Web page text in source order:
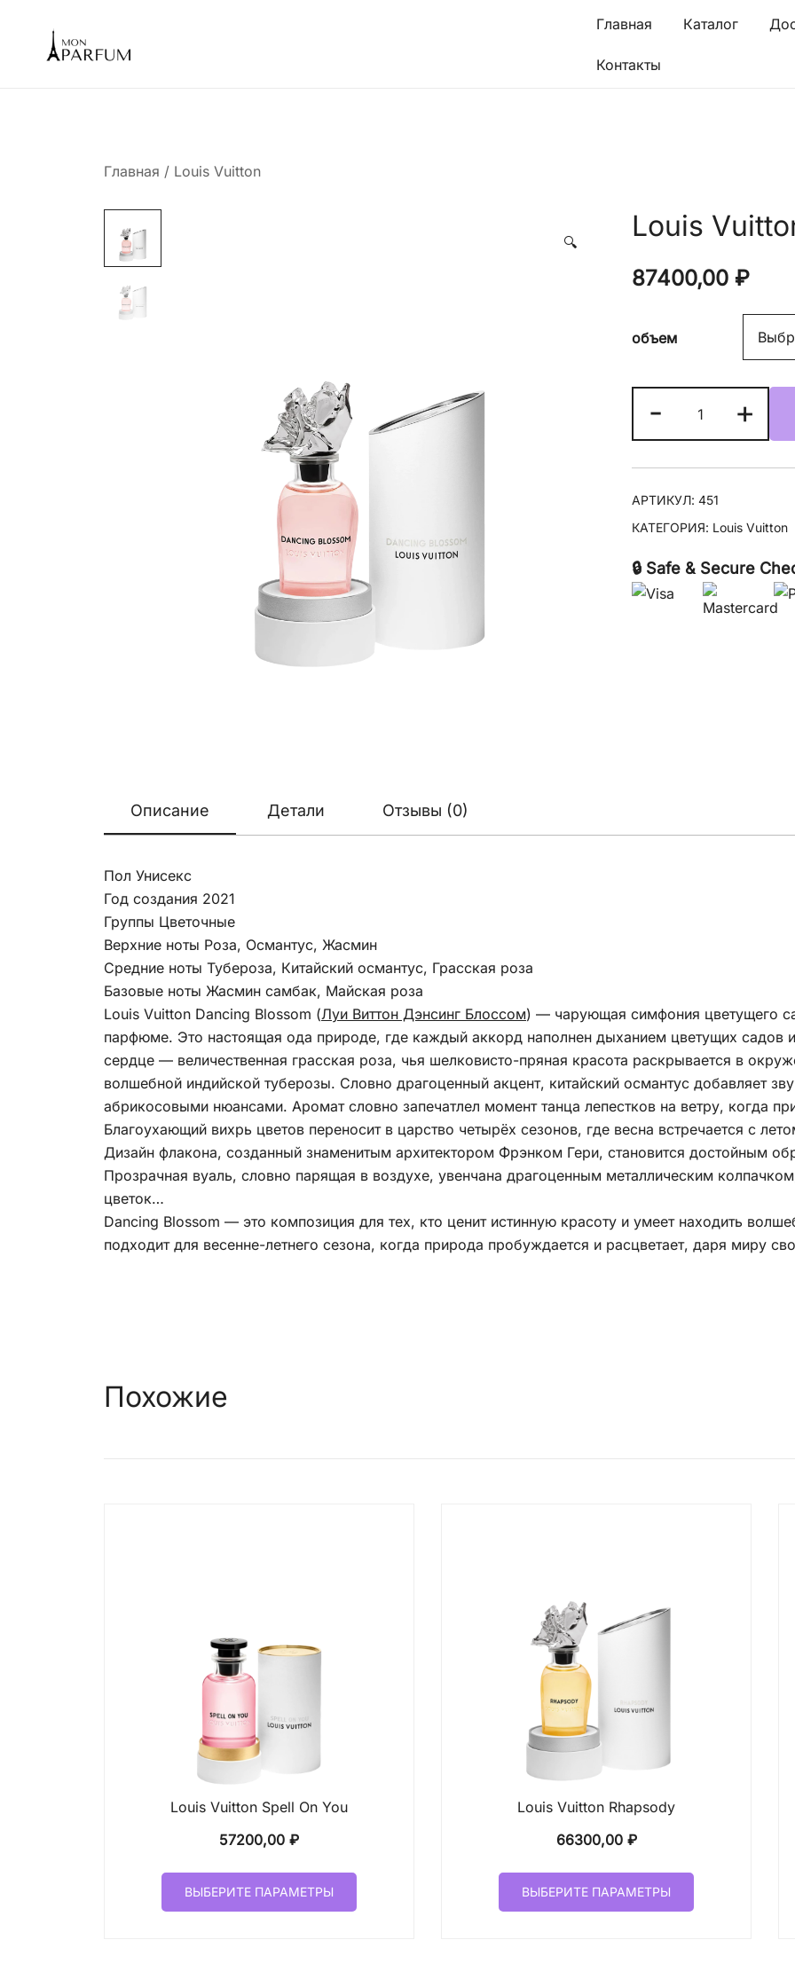
содержимому
Главная Каталог
Контакты
Главная / Louis Vuitton
🔍 Louis
87400,00 ₽
объем
-
товара
Louis
Vuitton
Dancing
+
АРТИКУЛ: 451
КАТЕГОРИЯ: Louis Vuitton
🔒 Safe & Secure
Описание Детали Отзывы (0)
Пол Унисекс
Год создания 2021
Группы Цветочные
Верхние ноты Роза, Османтус, Жасмин
Средние ноты Тубероза, Китайский османтус, Грасская роза
Базовые ноты Жасмин самбак, Майская роза
Louis Vuitton Dancing Blossom (Луи Виттон Дэнсинг Блоссом) — чарующая симфония цветущего
парфюме. Это настоящая ода природе, где каждый аккорд наполнен дыханием цветущих садов
сердце — величественная грасская роза, чья шелковисто-пряная красота раскрывается в
волшебной индийской туберозы. Словно драгоценный акцент, китайский османтус добавляет
абрикосовыми нюансами. Аромат словно запечатлел момент танца лепестков на ветру, когда
Благоухающий вихрь цветов переносит в царство четырёх сезонов, где весна встречается с
Дизайн флакона, созданный знаменитым архитектором Фрэнком Гери, становится достойным
Прозрачная вуаль, словно парящая в воздухе, увенчана драгоценным металлическим
цветок…
Dancing Blossom — это композиция для тех, кто ценит истинную красоту и умеет находить
подходит для весенне-летнего сезона, когда природа пробуждается и расцветает, даря миру
Похожие
Louis Vuitton Spell On You
57200,00 ₽
ВЫБЕРИТЕ ПАРАМЕТРЫ
Этот
Louis Vuitton Rhapsody
66300,00 ₽
ВЫБЕРИТЕ ПАРАМЕТРЫ
Этот